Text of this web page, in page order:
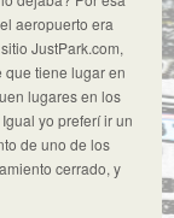
aeropuerto era
JustPark.com,
tiene lugar en
lugares en los
yo preferí ir un
de uno de los
cerrado, y